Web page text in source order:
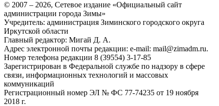
© 2007 – 2026, Сетевое издание «Официальный сайт
администрации города Зимы»
Учредитель: администрация Зиминского городского округа
Иркутской области
Главный редактор: Мигай Д. А.
Адрес электронной почты редакции: e-mail: mail@zimadm.ru.
Номер телефона редакции 8 (39554) 3-17-85
Зарегистрирован в Федеральной службе по надзору в сфере
связи, информационных технологий и массовых
коммуникаций
Регистрационный номер ЭЛ № ФС 77-74235 от 19 ноября
2018 г.